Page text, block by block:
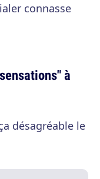
connasse
à
désagréable le